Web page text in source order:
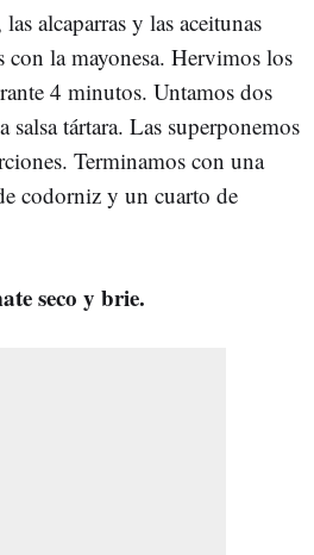
alcaparras y las aceitunas
con la mayonesa. Hervimos los
4 minutos. Untamos dos
salsa tártara. Las superponemos
Terminamos con una
codorniz y un cuarto de
seco y brie.